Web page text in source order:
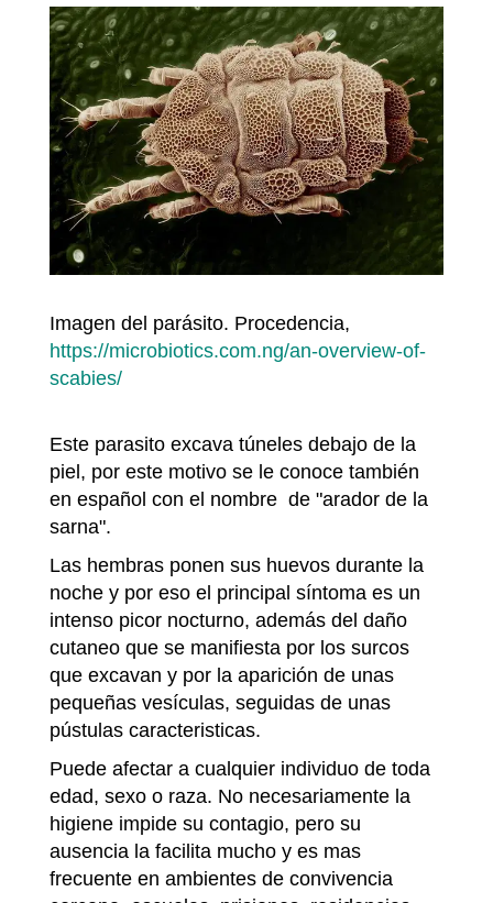
Imagen del parásito. Procedencia,
https://microbiotics.com.ng/an-overview-of-
scabies/
Este parasito excava túneles debajo de la
piel, por este motivo se le conoce también
en español con el nombre de "arador de la
sarna".
Las hembras ponen sus huevos durante la
noche y por eso el principal síntoma es un
intenso picor nocturno, además del daño
cutaneo que se manifiesta por los surcos
que excavan y por la aparición de unas
pequeñas vesículas, seguidas de unas
pústulas caracteristicas.
Puede afectar a cualquier individuo de toda
edad, sexo o raza. No necesariamente la
higiene impide su contagio, pero su
ausencia la facilita mucho y es mas
frecuente en ambientes de convivencia